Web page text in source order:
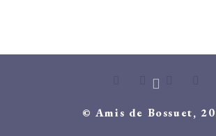
© Amis de Bossuet,
© Amis de Bossuet,